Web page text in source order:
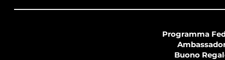
Programma
Buono